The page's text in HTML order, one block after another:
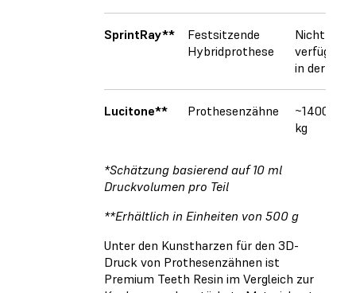
SprintRay**
Festsitzende
Hybridprothese
Nicht
verfügbar
in der EU
Lucitone** Prothesenzähne
~1400 € /
kg
*Schätzung basierend auf 10 ml
Druckvolumen pro Teil
**Erhältlich in Einheiten von 500 g
Unter den Kunstharzen für den 3D-
Druck von Prothesenzähnen ist
Premium Teeth Resin im Vergleich zur